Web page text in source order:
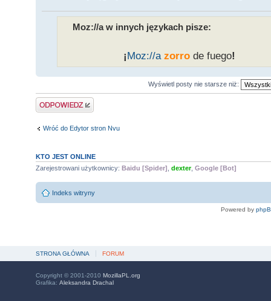
Moz://a w innych językach pisze:
¡Moz://a zorrode fuego!
Wyświetl posty nie starsze niż:
Odpowiedz
Wróć do Edytor stron Nvu
KTO JEST ONLINE
Zarejestrowani użytkownicy: Baidu [Spider] dexter, Google [Bot]
Indeks witryny
Powered by
STRONA GŁÓWNA FORUM
Copyright © 2001-2010 MozillaPL.org
Grafika: Aleksandra Drachal